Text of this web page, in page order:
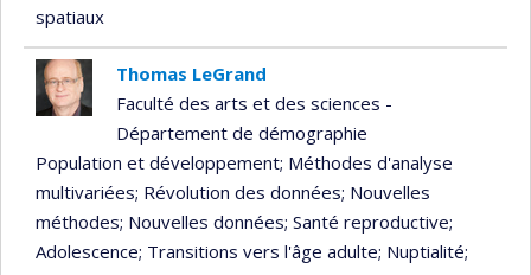
spatiaux
Thomas LeGrand
Faculté des arts et des sciences -
Département de démographie
Population et développement; Méthodes d'analyse
multivariées; Révolution des données; Nouvelles
méthodes; Nouvelles données; Santé reproductive;
Adolescence; Transitions vers l'âge adulte; Nuptialité;